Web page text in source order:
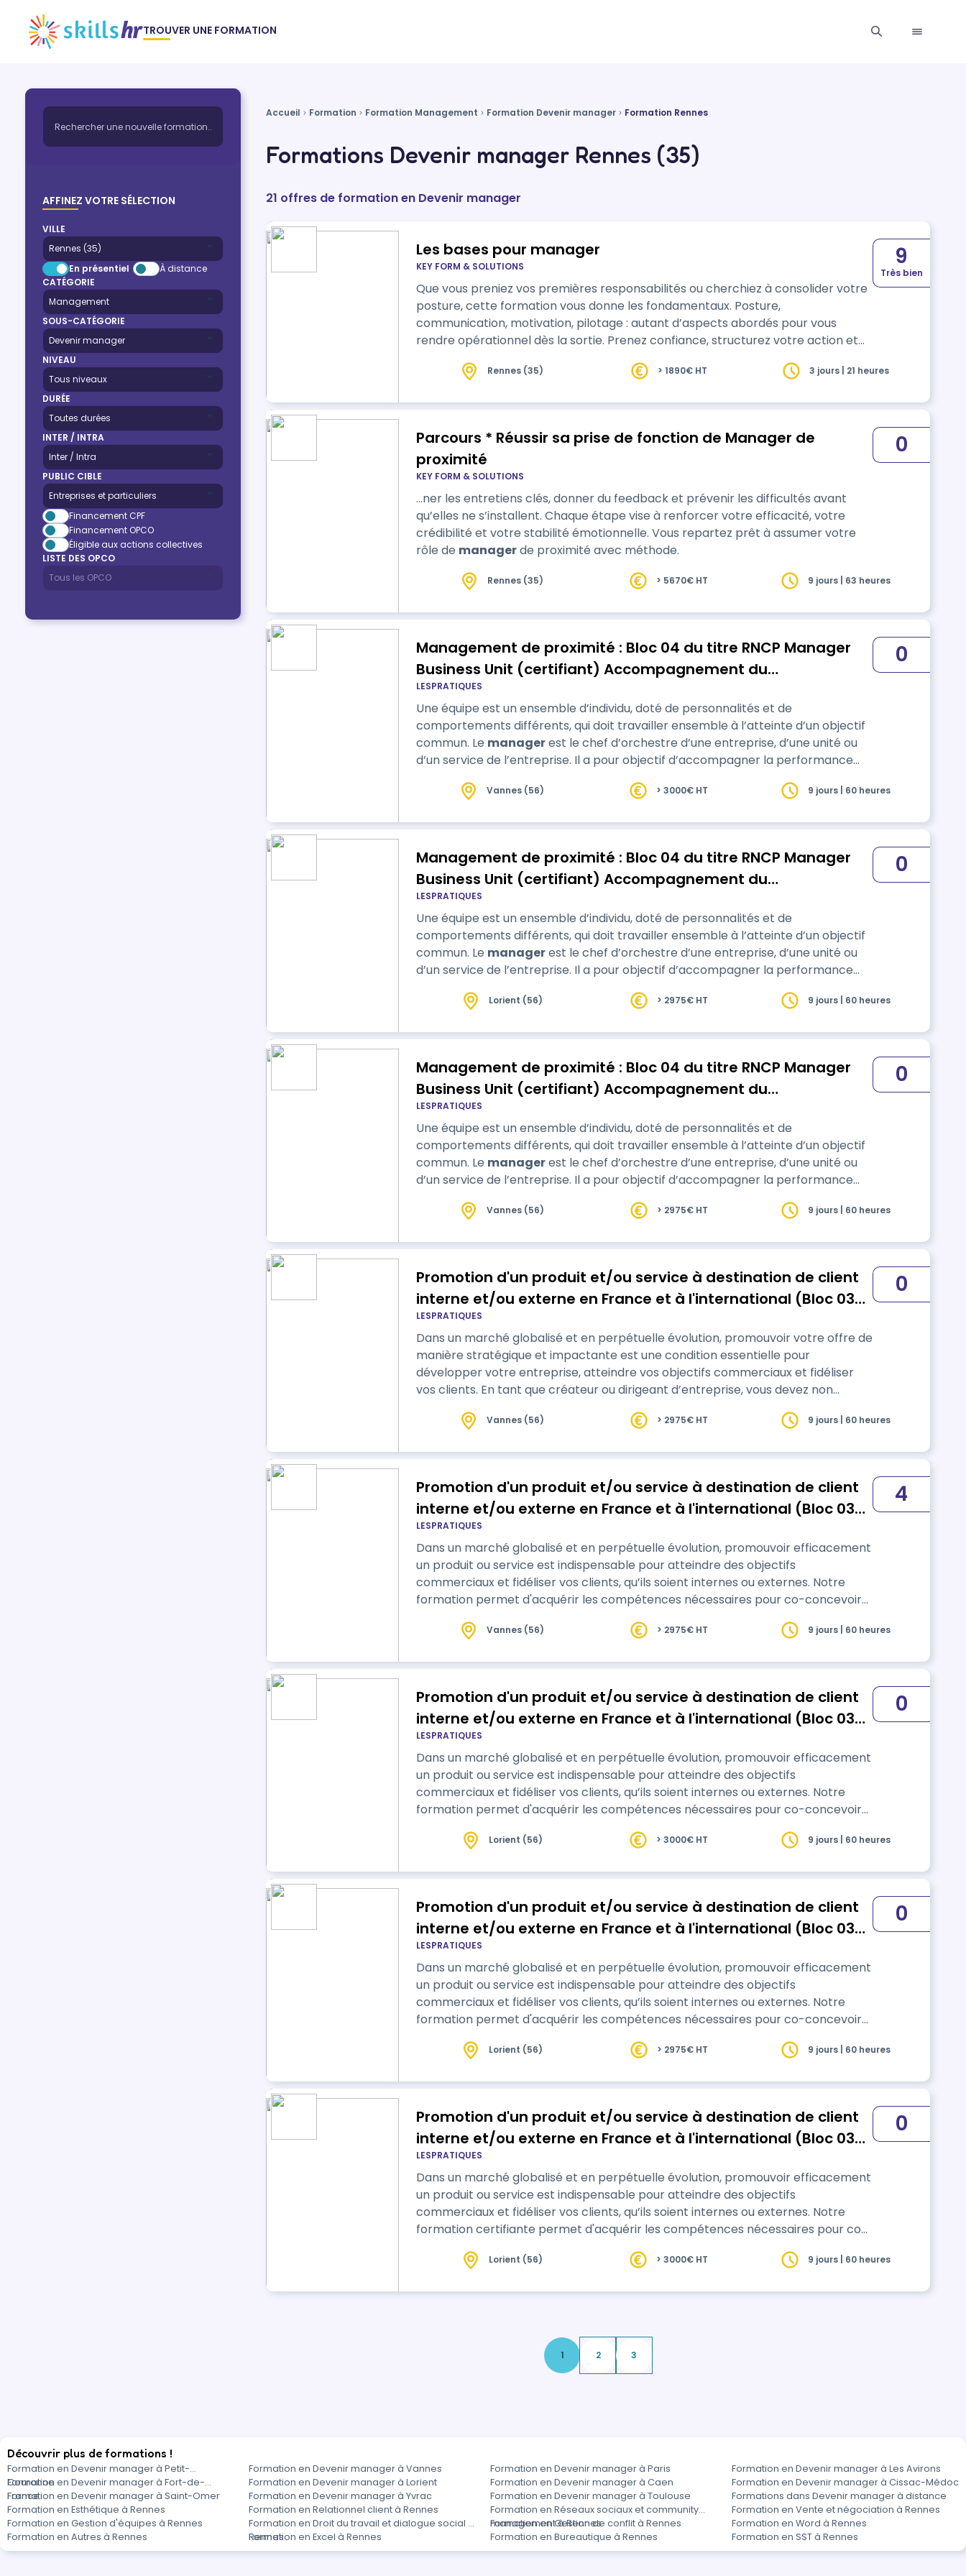
TROUVER UNE FORMATION
AFFINEZ VOTRE SÉLECTION
VILLE
En présentiel
À distance
CATÉGORIE
SOUS-CATÉGORIE
NIVEAU
DURÉE
INTER / INTRA
PUBLIC CIBLE
Financement CPF
Financement OPCO
Éligible aux actions collectives
LISTE DES OPCO
Accueil Formation Formation Management Formation Devenir manager Formation Rennes
Formations Devenir manager Rennes (35)
21 offres de formation en Devenir manager
Les bases pour manager
KEY FORM & SOLUTIONS
Que vous preniez vos premières responsabilités ou cherchiez à consolider votre
posture, cette formation vous donne les fondamentaux. Posture,
communication, motivation, pilotage : autant d’aspects abordés pour vous
rendre opérationnel dès la sortie. Prenez confiance, structurez votre action et
9
Très bien
Rennes (35) > 1890€ HT 3 jours | 21 heures
Parcours * Réussir sa prise de fonction de Manager de
proximité
KEY FORM & SOLUTIONS
…ner les entretiens clés, donner du feedback et prévenir les difficultés avant
qu’elles ne s’installent. Chaque étape vise à renforcer votre efficacité, votre
crédibilité et votre stabilité émotionnelle. Vous repartez prêt à assumer votre
rôle de managerde proximité avec méthode.
0
Rennes (35) > 5670€ HT 9 jours | 63 heures
Management de proximité : Bloc 04 du titre RNCP Manager
Business Unit (certifiant) Accompagnement du
développement des individus, des équipes et de
l'organisation dans une logique de management de
proximité
LESPRATIQUES
Une équipe est un ensemble d’individu, doté de personnalités et de
comportements différents, qui doit travailler ensemble à l’atteinte d’un objectif
commun. Le managerest le chef d’orchestre d’une entreprise, d’une unité ou
d’un service de l’entreprise. Il a pour objectif d’accompagner la performance
doit donc être en mesure…
0
Vannes (56) > 3000€ HT 9 jours | 60 heures
Management de proximité : Bloc 04 du titre RNCP Manager
Business Unit (certifiant) Accompagnement du
développement des individus, des équipes et de
l'organisation dans une logique de management de
proximité
LESPRATIQUES
Une équipe est un ensemble d’individu, doté de personnalités et de
comportements différents, qui doit travailler ensemble à l’atteinte d’un objectif
commun. Le managerest le chef d’orchestre d’une entreprise, d’une unité ou
d’un service de l’entreprise. Il a pour objectif d’accompagner la performance
doit donc être en mesure…
0
Lorient (56) > 2975€ HT 9 jours | 60 heures
Management de proximité : Bloc 04 du titre RNCP Manager
Business Unit (certifiant) Accompagnement du
développement des individus, des équipes et de
l'organisation dans une logique de management de
proximité
LESPRATIQUES
Une équipe est un ensemble d’individu, doté de personnalités et de
comportements différents, qui doit travailler ensemble à l’atteinte d’un objectif
commun. Le managerest le chef d’orchestre d’une entreprise, d’une unité ou
d’un service de l’entreprise. Il a pour objectif d’accompagner la performance
doit donc être en mesure…
0
Vannes (56) > 2975€ HT 9 jours | 60 heures
Promotion d'un produit et/ou service à destination de client
interne et/ou externe en France et à l'international (Bloc 03
du Titre RNCP Manager Business Unit)
LESPRATIQUES
Dans un marché globalisé et en perpétuelle évolution, promouvoir votre offre de
manière stratégique et impactante est une condition essentielle pour
développer votre entreprise, atteindre vos objectifs commerciaux et fidéliser
vos clients. En tant que créateur ou dirigeant d’entreprise, vous devez non
valoriser et la faire connaître auprès de vos cibles, qu’elles soient locales,
0
Vannes (56) > 2975€ HT 9 jours | 60 heures
Promotion d'un produit et/ou service à destination de client
interne et/ou externe en France et à l'international (Bloc 03
du Titre RNCP Manager Business Unit)
LESPRATIQUES
Dans un marché globalisé et en perpétuelle évolution, promouvoir efficacement
un produit ou service est indispensable pour atteindre des objectifs
commerciaux et fidéliser vos clients, qu’ils soient internes ou externes. Notre
formation permet d'acquérir les compétences nécessaires pour co-concevoir
concernées. Vous apprendrez à valoriser vos projets, produits ou services grâce
4
Vannes (56) > 2975€ HT 9 jours | 60 heures
Promotion d'un produit et/ou service à destination de client
interne et/ou externe en France et à l'international (Bloc 03
du Titre RNCP Manager Business Unit)
LESPRATIQUES
Dans un marché globalisé et en perpétuelle évolution, promouvoir efficacement
un produit ou service est indispensable pour atteindre des objectifs
commerciaux et fidéliser vos clients, qu’ils soient internes ou externes. Notre
formation permet d'acquérir les compétences nécessaires pour co-concevoir
concernées. Vous apprendrez à valoriser vos projets, produits ou services grâce
0
Lorient (56) > 3000€ HT 9 jours | 60 heures
Promotion d'un produit et/ou service à destination de client
interne et/ou externe en France et à l'international (Bloc 03
du Titre RNCP Manager Business Unit)
LESPRATIQUES
Dans un marché globalisé et en perpétuelle évolution, promouvoir efficacement
un produit ou service est indispensable pour atteindre des objectifs
commerciaux et fidéliser vos clients, qu’ils soient internes ou externes. Notre
formation permet d'acquérir les compétences nécessaires pour co-concevoir
concernées. Vous apprendrez à valoriser vos projets, produits ou services grâce
0
Lorient (56) > 2975€ HT 9 jours | 60 heures
Promotion d'un produit et/ou service à destination de client
interne et/ou externe en France et à l'international (Bloc 03
du Titre RNCP Manager Business Unit)
LESPRATIQUES
Dans un marché globalisé et en perpétuelle évolution, promouvoir efficacement
un produit ou service est indispensable pour atteindre des objectifs
commerciaux et fidéliser vos clients, qu’ils soient internes ou externes. Notre
formation certifiante permet d'acquérir les compétences nécessaires pour co-
concernées. Vous apprendrez à valoriser vos projets, produits ou services grâce
0
Lorient (56) > 3000€ HT 9 jours | 60 heures
1 2 3
Découvrir plus de formations !
Formation en Devenir manager à Petit-
Couronne
Formation en Devenir manager à Vannes Formation en Devenir manager à Paris
Formation en Devenir manager à Les Avirons
Formation en Devenir manager à Fort-de-
France
Formation en Devenir manager à Lorient Formation en Devenir manager à Caen
Formation en Devenir manager à Cissac-Médoc
Formation en Devenir manager à Saint-Omer
Formation en Devenir manager à Yvrac Formation en Devenir manager à Toulouse
Formations dans Devenir manager à distance
Formation en Esthétique à Rennes
Formation en Relationnel client à Rennes
Formation en Réseaux sociaux et community
management à Rennes
Formation en Vente et négociation à Rennes
Formation en Gestion d'équipes à Rennes
Formation en Droit du travail et dialogue social à
Rennes
Formation en Gestion de conflit à Rennes
Formation en Word à Rennes
Formation en Autres à Rennes
Formation en Excel à Rennes Formation en Bureautique à Rennes Formation en SST à Rennes